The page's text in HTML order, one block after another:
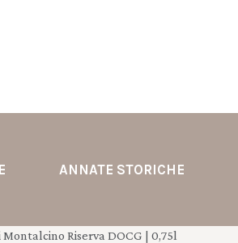
ANNATE STORICHE
Riserva DOCG | 0,75l